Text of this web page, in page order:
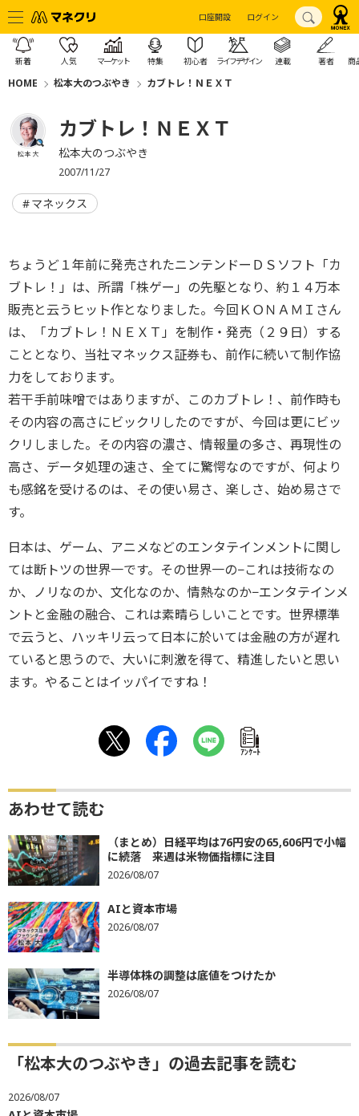
口座開設 ログイン
新着 人気 マーケット 特集 初心者 ライフデザイン 連載 著者 商
HOME 松本大のつぶやき カブトレ！ＮＥＸＴ
松本 大
カブトレ！ＮＥＸＴ
松本大のつぶやき
2007/11/27
マネックス
ちょうど１年前に発売されたニンテンドーＤＳソフト「カ
ブトレ！」は、所謂「株ゲー」の先駆となり、約１４万本
販売と云うヒット作となりました。今回ＫＯＮＡＭＩさん
は、「カブトレ！ＮＥＸＴ」を制作・発売（２９日）する
こととなり、当社マネックス証券も、前作に続いて制作協
力をしております。
若干手前味噌ではありますが、このカブトレ！、前作時も
その内容の高さにビックリしたのですが、今回は更にビッ
クリしました。その内容の濃さ、情報量の多さ、再現性の
高さ、データ処理の速さ、全てに驚愕なのですが、何より
も感銘を受けるのは、その使い易さ、楽しさ、始め易さで
す。
日本は、ゲーム、アニメなどのエンタテインメントに関し
ては断トツの世界一です。その世界一の−これは技術なの
か、ノリなのか、文化なのか、情熱なのか−エンタテインメ
ントと金融の融合、これは素晴らしいことです。世界標準
で云うと、ハッキリ云って日本に於いては金融の方が遅れ
ていると思うので、大いに刺激を得て、精進したいと思い
ます。やることはイッパイですね！
ｱﾝｹｰﾄ
あわせて読む
（まとめ）日経平均は76円安の65,606円で小幅
に続落 来週は米物価指標に注目
2026/08/07
AIと資本市場
2026/08/07
半導体株の調整は底値をつけたか
2026/08/07
「松本大のつぶやき」の過去記事を読む
2026/08/07